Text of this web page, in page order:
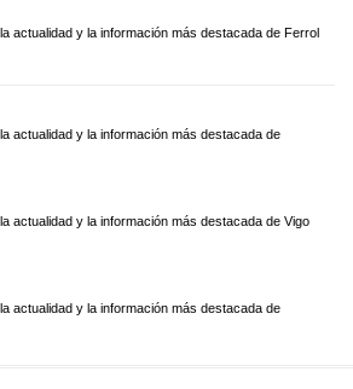
actualidad y la información más destacada de Ferrol
actualidad y la información más destacada de
actualidad y la información más destacada de Vigo
actualidad y la información más destacada de